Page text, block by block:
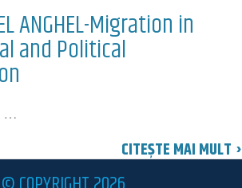
ANGHEL-Migration in
and Political
…
CITEȘTE MAI MULT ›